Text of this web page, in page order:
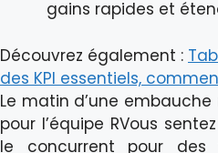
gains rapides et
Découvrez également :
des KPI essentiels,
Le matin d’une
pour l’équipe RVous
le concurrent pour des